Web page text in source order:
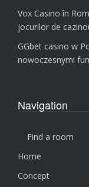
Vox Casino în
jocurilor de
GGbet casino w
nowoczesnymi
Navigation
Find a room
Home
Concept